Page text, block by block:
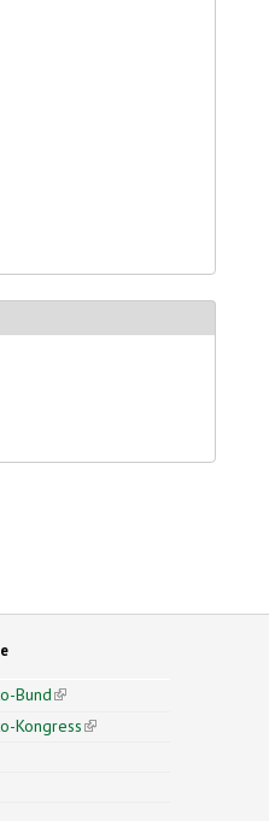
Bund(link is external)
Kongress(link is external)
is external)